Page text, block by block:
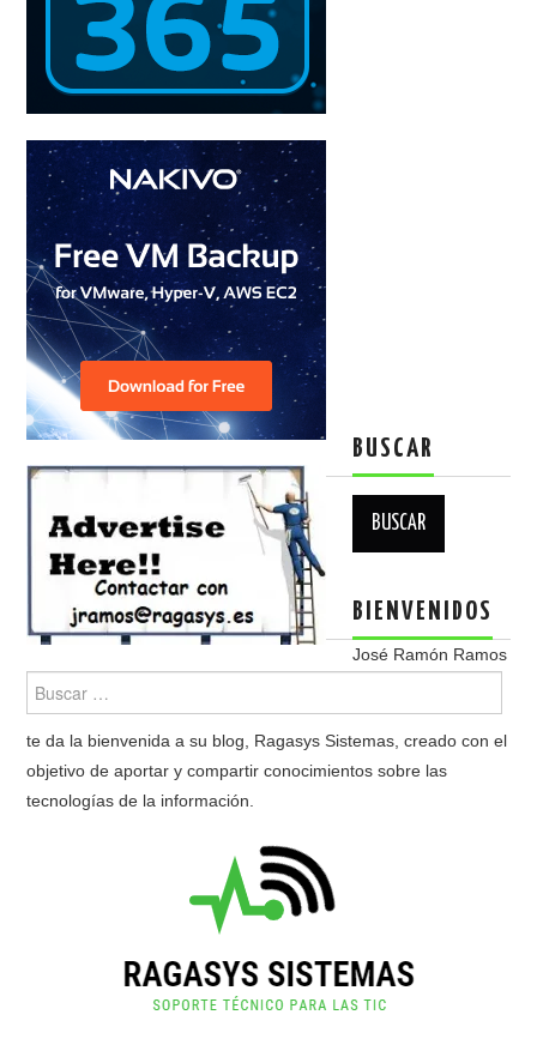
BUSCAR
BIENVENIDOS
José Ramón Ramos
te da la bienvenida a su blog, Ragasys Sistemas, creado con el
objetivo de aportar y compartir conocimientos sobre las
tecnologías de la información.